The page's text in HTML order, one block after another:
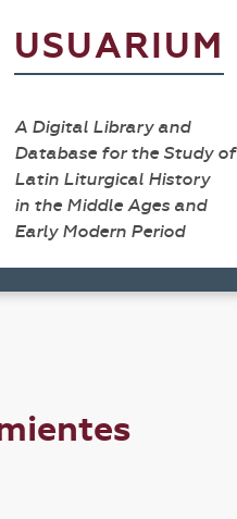
USUARIUM
A Digital Library and
Database for the Study of
Latin Liturgical History
in the Middle Ages and
Early Modern Period